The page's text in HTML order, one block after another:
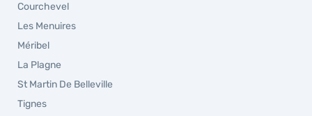
Courchevel
Les Menuires
Méribel
La Plagne
St Martin De Belleville
Tignes